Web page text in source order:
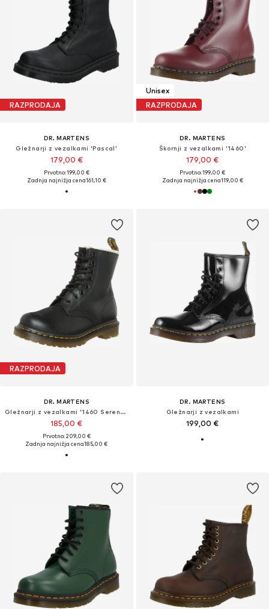
RAZPRODAJA
DR. MARTENS
Gležnarji z vezalkami 'Pascal'
179,00 €
Prvotno: 199,00 €
Zadnja najnižja cena161,10 €
Unisex
RAZPRODAJA
DR. MARTENS
Škornji z vezalkami '1460'
179,00 €
Prvotno: 199,00 €
Zadnja najnižja cena119,00 €
RAZPRODAJA
DR. MARTENS
Gležnarji z vezalkami '1460 Serena - 8'
185,00 €
Prvotno: 209,00 €
Zadnja najnižja cena185,00 €
DR. MARTENS
Gležnarji z vezalkami
199,00 €